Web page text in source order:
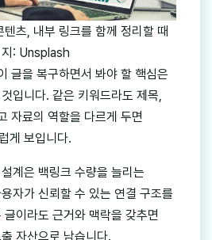
츠, 내부 링크를 함께 정리할 때
지: Unsplash
글을 복구하면서 봐야 할 핵심은
입니다. 같은 키워드라도 제목,
자료의 역할을 다르게 두면
게 보입니다.
계은 백링크 수량을 늘리는
자가 신뢰할 수 있는 연결 구조를
이라도 근거와 맥락을 갖추면
자산으로 남습니다.